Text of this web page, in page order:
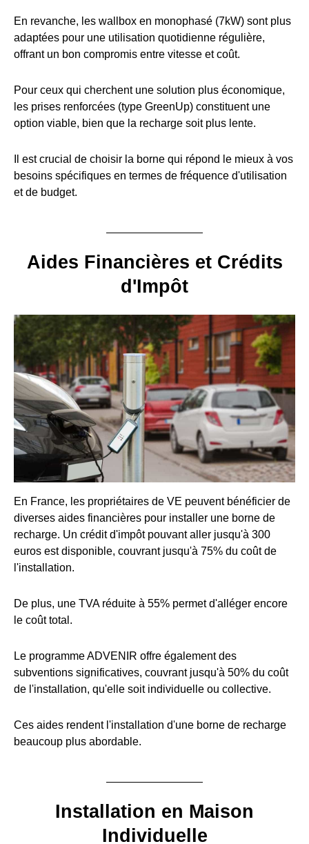
En revanche, les wallbox en monophasé (7kW) sont plus
adaptées pour une utilisation quotidienne régulière,
offrant un bon compromis entre vitesse et coût.
Pour ceux qui cherchent une solution plus économique,
les prises renforcées (type GreenUp) constituent une
option viable, bien que la recharge soit plus lente.
Il est crucial de choisir la borne qui répond le mieux à vos
besoins spécifiques en termes de fréquence d'utilisation
et de budget.
Aides Financières et Crédits
d'Impôt
En France, les propriétaires de VE peuvent bénéficier de
diverses aides financières pour installer une borne de
recharge. Un crédit d'impôt pouvant aller jusqu'à 300
euros est disponible, couvrant jusqu'à 75% du coût de
l'installation.
De plus, une TVA réduite à 55% permet d'alléger encore
le coût total.
Le programme ADVENIR offre également des
subventions significatives, couvrant jusqu'à 50% du coût
de l'installation, qu'elle soit individuelle ou collective.
Ces aides rendent l'installation d'une borne de recharge
beaucoup plus abordable.
Installation en Maison
Individuelle